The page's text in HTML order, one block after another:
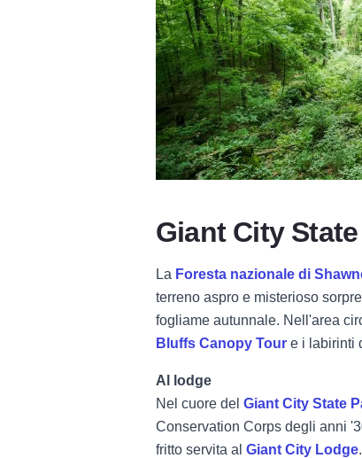
Giant City
La Foresta nazionale di
terreno aspro e misterioso
fogliame autunnale. Nell'area
Bluffs Canopy Tour e i labirinti
Al lodge
Nel cuore del Giant City State
Conservation Corps degli anni
fritto servita al Giant City Lodge.